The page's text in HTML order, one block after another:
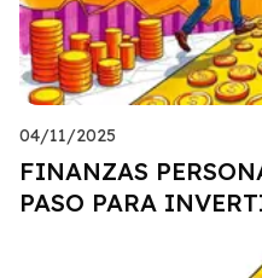
04/11/2025
FINANZAS
PASO PARA